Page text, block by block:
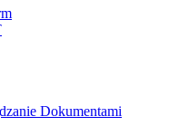
Dokumentami